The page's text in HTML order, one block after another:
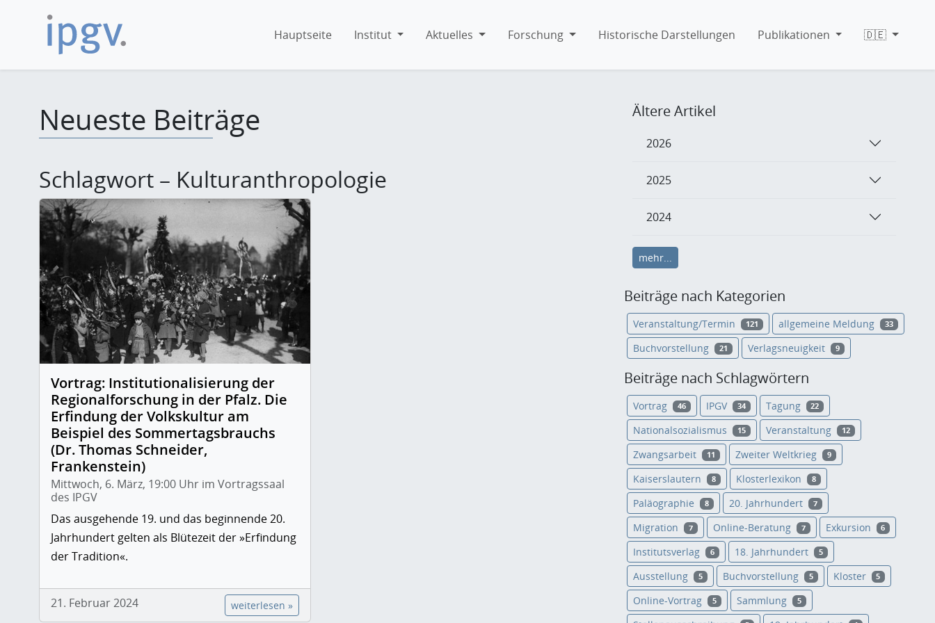
Hauptseite Institut Aktuelles Forschung Historische Darstellungen Publikationen 🇩🇪
Neueste Beiträge
Schlagwort – Kulturanthropologie
Vortrag: Institutionalisierung der
Regionalforschung in der Pfalz. Die
Erfindung der Volkskultur am
Beispiel des Sommertagsbrauchs
(Dr. Thomas Schneider,
Frankenstein)
Mittwoch, 6. März, 19:00 Uhr im Vortragssaal
des IPGV
Das ausgehende 19. und das beginnende 20.
Jahrhundert gelten als Blütezeit der »Erfindung
der Tradition«.
21. Februar 2024 weiterlesen »
Ältere Artikel
2026
2025
2024
mehr...
Beiträge nach Kategorien
Veranstaltung/Termin 121 allgemeine Meldung 33
Buchvorstellung 21 Verlagsneuigkeit 9
Beiträge nach Schlagwörtern
Vortrag 46 IPGV 34 Tagung 22
Nationalsozialismus 15 Veranstaltung 12
Zwangsarbeit 11 Zweiter Weltkrieg 9
Kaiserslautern 8 Klosterlexikon 8
Paläographie 8 20. Jahrhundert 7
Migration 7 Online-Beratung 7 Exkursion 6
Institutsverlag 6 18. Jahrhundert 5
Ausstellung 5 Buchvorstellung 5 Kloster 5
Online-Vortrag 5 Sammlung 5